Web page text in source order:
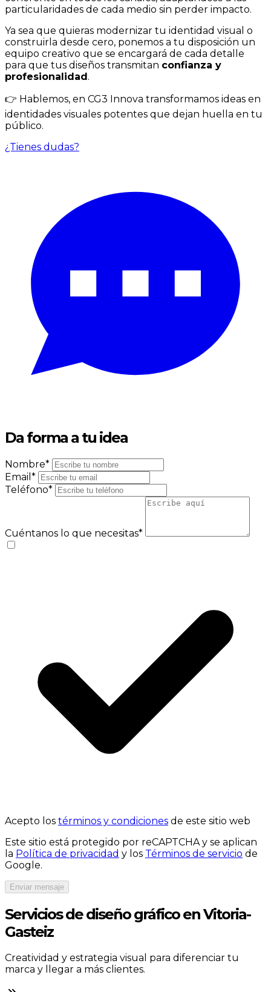
particularidades de cada medio sin perder impacto.
Ya sea que quieras modernizar tu identidad visual o
construirla desde cero, ponemos a tu disposición un
equipo creativo que se encargará de cada detalle
para que tus diseños transmitan confianza y
profesionalidad.
👉 Hablemos, en CG3 Innova transformamos ideas en
identidades visuales potentes que dejan huella en tu
público.
¿Tienes dudas?
Da forma a tu idea
Nombre*
Email*
Teléfono*
Cuéntanos lo que necesitas*
Acepto los términos y condiciones de este sitio web
Este sitio está protegido por reCAPTCHA y se aplican
la Política de privacidad y los Términos de servicio de
Google.
Enviar mensaje
Servicios de diseño gráfico en Vitoria-
Gasteiz
Creatividad y estrategia visual para diferenciar tu
marca y llegar a más clientes.